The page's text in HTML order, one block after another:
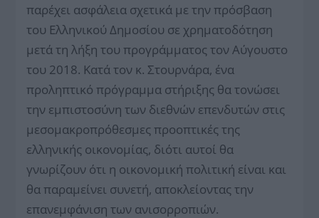
παρέχει ασφάλεια σχετικά με την πρόσβαση
του Ελληνικού Δημοσίου σε χρηματοδότηση
μετά τη λήξη του προγράμματος τον Αύγουστο
του 2018. Κατά τον κ. Στουρνάρα, ένα
προληπτικό πρόγραμμα στήριξης θα τονώσει
την εμπιστοσύνη των διεθνών επενδυτών στις
μεσομακροπρόθεσμες προοπτικές της
ελληνικής οικονομίας, διότι αυτοί θα
γνωρίζουν ότι η οικονομική πολιτική είναι και
θα παραμείνει συνετή, αποκλείοντας την
επανεμφάνιση των ανισορροπιών.